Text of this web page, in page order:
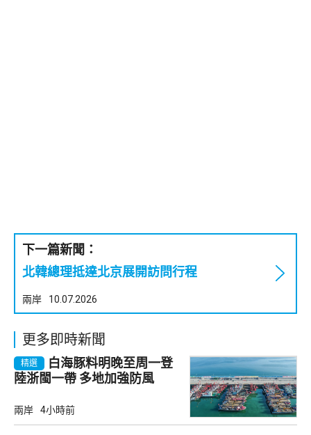
下一篇新聞：
北韓總理抵達北京展開訪問行程
兩岸 10.07.2026
更多即時新聞
精選
白海豚料明晚至周一登
陸浙閩一帶 多地加強防風
兩岸 4小時前